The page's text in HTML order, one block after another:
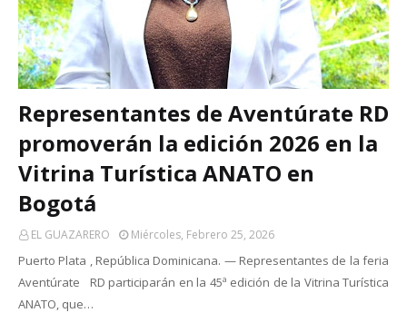
Representantes de Aventúrate RD
promoverán la edición 2026 en la
Vitrina Turística ANATO en
Bogotá
EL GUAZARERO Miércoles, Febrero 25, 2026
Puerto Plata , República Dominicana. — Representantes de la feria
Aventúrate RD participarán en la 45ª edición de la Vitrina Turística
ANATO, que…